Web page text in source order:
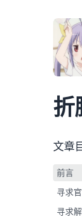
折
文章
前言
寻求
寻求